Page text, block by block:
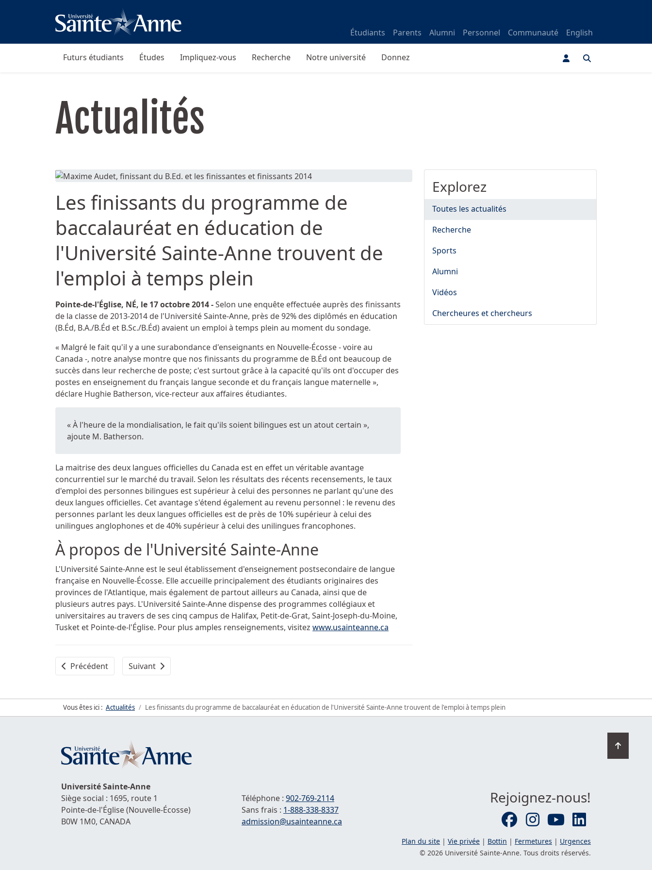
Étudiants Parents Alumni Personnel Communauté English
Futurs étudiants Études Impliquez-vous Recherche Notre université Donnez
Actualités
Les finissants du programme de
baccalauréat en éducation de
l'Université Sainte-Anne trouvent de
l'emploi à temps plein
Détails
Pointe-de-l'Église, NÉ, le 17 octobre 2014 -Selon une enquête effectuée auprès des finissants
de la classe de 2013-2014 de l'Université Sainte-Anne, près de 92% des diplômés en éducation
(B.Éd, B.A./B.Éd et B.Sc./B.Éd) avaient un emploi à temps plein au moment du sondage.
« Malgré le fait qu'il y a une surabondance d'enseignants en Nouvelle-Écosse - voire au
Canada -, notre analyse montre que nos finissants du programme de B.Éd ont beaucoup de
succès dans leur recherche de poste; c'est surtout grâce à la capacité qu'ils ont d'occuper des
postes en enseignement du français langue seconde et du français langue maternelle »,
déclare Hughie Batherson, vice-recteur aux affaires étudiantes.
« À l'heure de la mondialisation, le fait qu'ils soient bilingues est un atout certain »,
ajoute M. Batherson.
La maitrise des deux langues officielles du Canada est en effet un véritable avantage
concurrentiel sur le marché du travail. Selon les résultats des récents recensements, le taux
d'emploi des personnes bilingues est supérieur à celui des personnes ne parlant qu'une des
deux langues officielles. Cet avantage s'étend également au revenu personnel : le revenu des
personnes parlant les deux langues officielles est de près de 10% supérieur à celui des
unilingues anglophones et de 40% supérieur à celui des unilingues francophones.
À propos de l'Université Sainte-Anne
L'Université Sainte-Anne est le seul établissement d'enseignement postsecondaire de langue
française en Nouvelle-Écosse. Elle accueille principalement des étudiants originaires des
provinces de l'Atlantique, mais également de partout ailleurs au Canada, ainsi que de
plusieurs autres pays. L'Université Sainte-Anne dispense des programmes collégiaux et
universitaires au travers de ses cinq campus de Halifax, Petit-de-Grat, Saint-Joseph-du-Moine,
Tusket et Pointe-de-l'Église. Pour plus amples renseignements, visitez www.usainteanne.ca
Article précédent : L'Université Sainte-Anne rend hommage à Louis E. Deveau
Précédent Article suivant : Tournée des vignobles
Suivant
Explorez
Toutes les actualités
Recherche
Sports
Alumni
Vidéos
Chercheures et chercheurs
Vous êtes ici : Actualités Les finissants du programme de baccalauréat en éducation de l'Université Sainte-Anne trouvent de l'emploi à temps plein
en
UniversitéSainte-Anne
Siège social : 1695, route 1
Pointe-de-l'Église(Nouvelle-Écosse)
B0W 1M0, CANADA
Téléphone : 902-769-2114
Sans frais : 1-888-338-8337
Courriel :
admission@usainteanne.ca
Rejoignez-nous!
Plan du site | Vie privée | Bottin | Fermetures | Urgences
© 2026 Université Sainte-Anne. Tous droits réservés.